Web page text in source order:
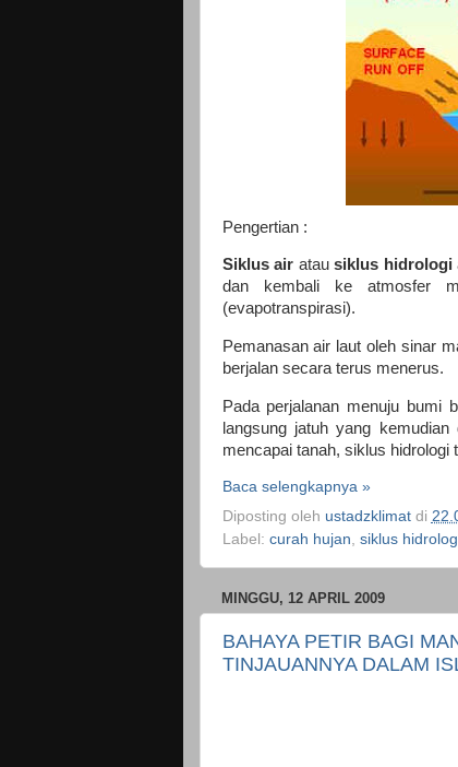
Pengertian :
Siklus air atau siklus hidrologi
dan kembali ke atmosfer
(evapotranspirasi).
Pemanasan air laut oleh sinar
berjalan secara terus menerus.
Pada perjalanan menuju bumi
langsung jatuh yang
mencapai tanah, siklus
Baca selengkapnya »
Diposting oleh ustadzklimat di
Label: curah hujan siklus
MINGGU, 12 APRIL 2009
BAHAYA PETIR BAGI
TINJAUANNYA DALAM